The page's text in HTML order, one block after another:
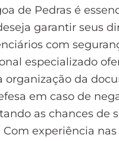
de Pedras é
garantir seus
com
especializado
organização da
em caso de
as chances de
experiência nas